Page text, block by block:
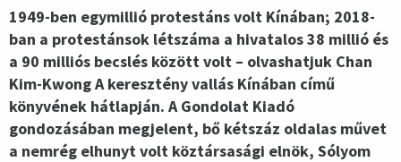
1949-ben egymillió protestáns volt Kínában; 2018-
ban a protestánsok létszáma a hivatalos 38 millió és
a 90 milliós becslés között volt – olvashatjuk Chan
Kim-Kwong A keresztény vallás Kínában című
könyvének hátlapján. A Gondolat Kiadó
gondozásában megjelent, bő kétszáz oldalas művet
a nemrég elhunyt volt köztársasági elnök, Sólyom